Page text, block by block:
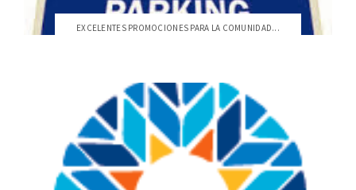
EXCELENTES PROMOCIONES PARA LA COMUNIDAD...